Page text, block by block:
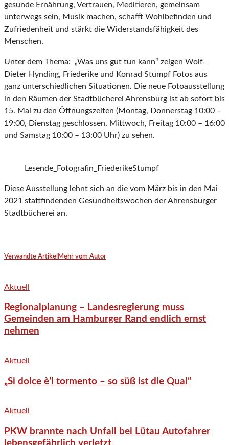
gesunde Ernährung, Vertrauen, Meditieren, gemeinsam
unterwegs sein, Musik machen, schafft Wohlbefinden und
Zufriedenheit und stärkt die Widerstandsfähigkeit des
Menschen.
Unter dem Thema: „Was uns gut tun kann“ zeigen Wolf-
Dieter Hynding, Friederike und Konrad Stumpf Fotos aus
ganz unterschiedlichen Situationen. Die neue Fotoausstellung
in den Räumen der Stadtbücherei Ahrensburg ist ab sofort bis
15. Mai zu den Öffnungszeiten (Montag, Donnerstag 10:00 –
19:00, Dienstag geschlossen, Mittwoch, Freitag 10:00 – 16:00
und Samstag 10:00 – 13:00 Uhr) zu sehen.
Lesende_Fotografin_FriederikeStumpf
Diese Ausstellung lehnt sich an die vom März bis in den Mai
2021 stattfindenden Gesundheitswochen der Ahrensburger
Stadtbücherei an.
Verwandte Artikel Mehr vom Autor
Aktuell
Regionalplanung – Landesregierung muss
Gemeinden am Hamburger Rand endlich ernst
nehmen
Aktuell
„Si dolce è’l tormento – so süß ist die Qual“
Aktuell
PKW brannte nach Unfall bei Lütau Autofahrer